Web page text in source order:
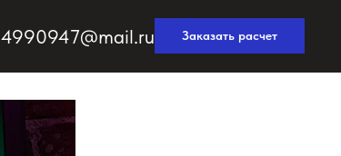
4990947@mail.ru Заказать расчет